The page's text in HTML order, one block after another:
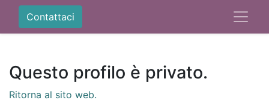
Contattaci
Questo profilo è privato.
Ritorna al sito web.